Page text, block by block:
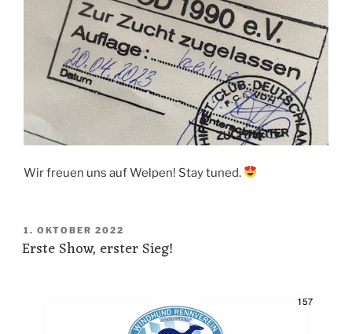
Wir freuen uns auf Welpen! Stay tuned.
VERÖFFENTLICHT
AM
1. OKTOBER 2022
Erste Show, erster Sieg!